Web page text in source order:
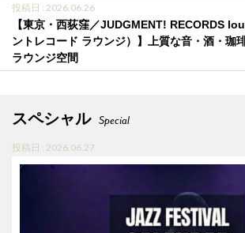
投稿日 : 2026.06.26
【東京・西荻窪／JUDGMENT! RECORDS
ントレコード ラウンジ）】上質な音・酒・珈
ラウンジ空間
スペシャル Special
投稿日 : 2026.06.27